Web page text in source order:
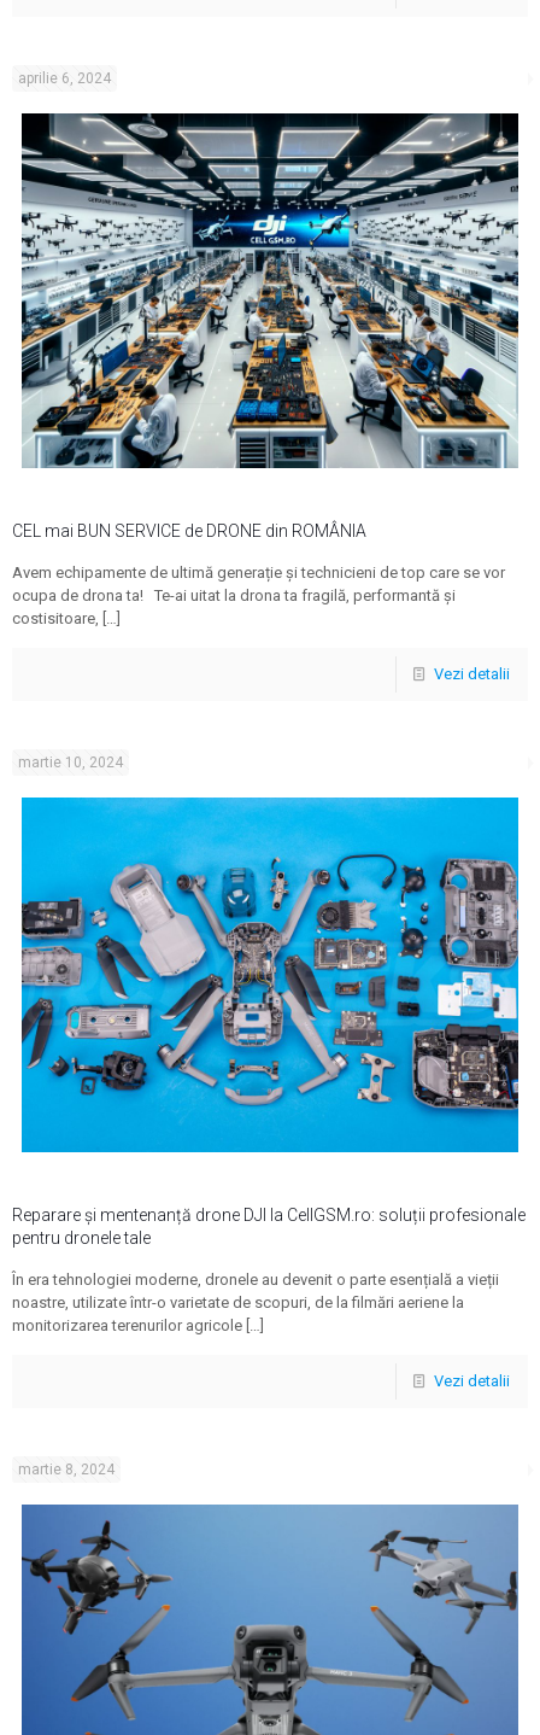
aprilie 6, 2024
CEL mai BUN SERVICE de DRONE din ROMÂNIA
Avem echipamente de ultimă generație și technicieni de top care se vor
ocupa de drona ta! Te-ai uitat la drona ta fragilă, performantă și
costisitoare, […]
Vezi detalii
martie 10, 2024
Reparare și mentenanță drone DJI la CellGSM.ro: soluții profesionale
pentru dronele tale
În era tehnologiei moderne, dronele au devenit o parte esențială a vieții
noastre, utilizate într-o varietate de scopuri, de la filmări aeriene la
monitorizarea terenurilor agricole […]
Vezi detalii
martie 8, 2024